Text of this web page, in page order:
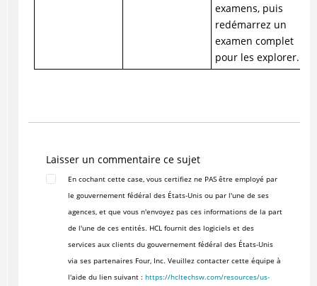
examens, puis
redémarrez un
examen complet
pour les explorer.
Laisser un commentaire ce sujet
En cochant cette case, vous certifiez ne PAS être employé par
le gouvernement fédéral des États-Unis ou par l'une de ses
agences, et que vous n'envoyez pas ces informations de la part
de l'une de ces entités. HCL fournit des logiciels et des
services aux clients du gouvernement fédéral des États-Unis
via ses partenaires Four, Inc. Veuillez contacter cette équipe à
l'aide du lien suivant : https://hcltechsw.com/resources/us-